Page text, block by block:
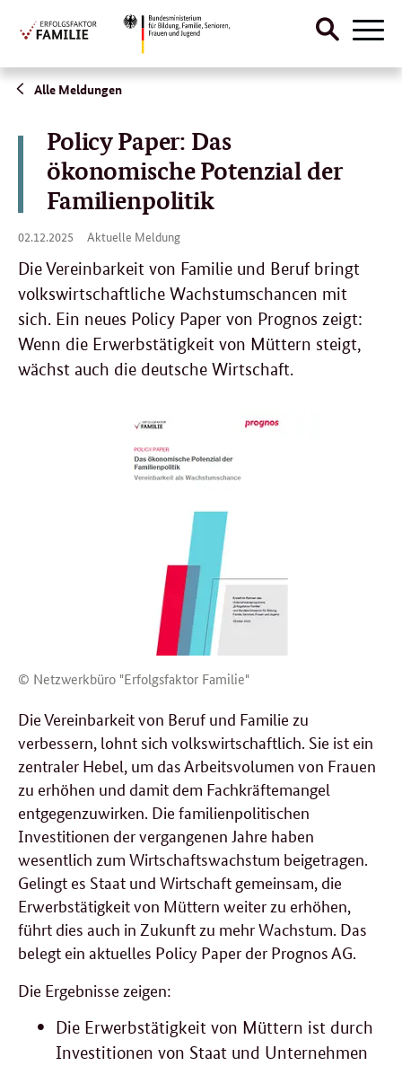
Direktlink:
Suche
Alle Meldungen
Policy Paper: Das
ökonomische Potenzial der
Familienpolitik
02.12.2025
02.
2025
Aktuelle Meldung
Die Vereinbarkeit von Familie und Beruf bringt
volkswirtschaftliche Wachstumschancen mit
sich. Ein neues Policy Paper von Prognos zeigt:
Wenn die Erwerbstätigkeit von Müttern steigt,
wächst auch die deutsche Wirtschaft.
© Netzwerkbüro "Erfolgsfaktor Familie"
Die Vereinbarkeit von Beruf und Familie zu
verbessern, lohnt sich volkswirtschaftlich. Sie ist ein
zentraler Hebel, um das Arbeitsvolumen von Frauen
zu erhöhen und damit dem Fachkräftemangel
entgegenzuwirken. Die familienpolitischen
Investitionen der vergangenen Jahre haben
wesentlich zum Wirtschaftswachstum beigetragen.
Gelingt es Staat und Wirtschaft gemeinsam, die
Erwerbstätigkeit von Müttern weiter zu erhöhen,
führt dies auch in Zukunft zu mehr Wachstum. Das
belegt ein aktuelles Policy Paper der Prognos AG.
Die Ergebnisse zeigen:
Die Erwerbstätigkeit von Müttern ist durch
Investitionen von Staat und Unternehmen